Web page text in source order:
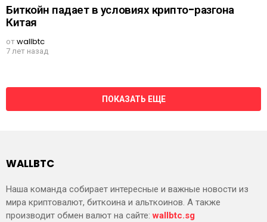
Биткойн падает в условиях крипто-разгона
Китая
отwallbtc
7 лет назад
ПОКАЗАТЬ ЕЩЕ
WALLBTC
Наша команда собирает интересные и важные новости из
мира криптовалют, биткоина и альткоинов. А также
производит обмен валют на сайте:wallbtc.sg